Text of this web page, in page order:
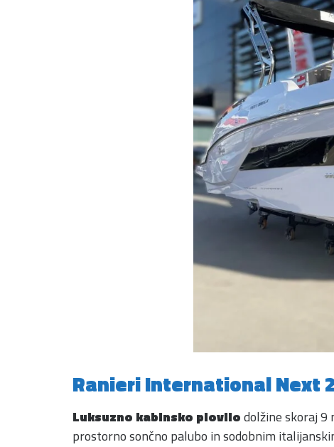
Ranieri International Next
Luksuzno kabinsko plovilodolžine skoraj 9
prostorno sončno palubo in sodobnim